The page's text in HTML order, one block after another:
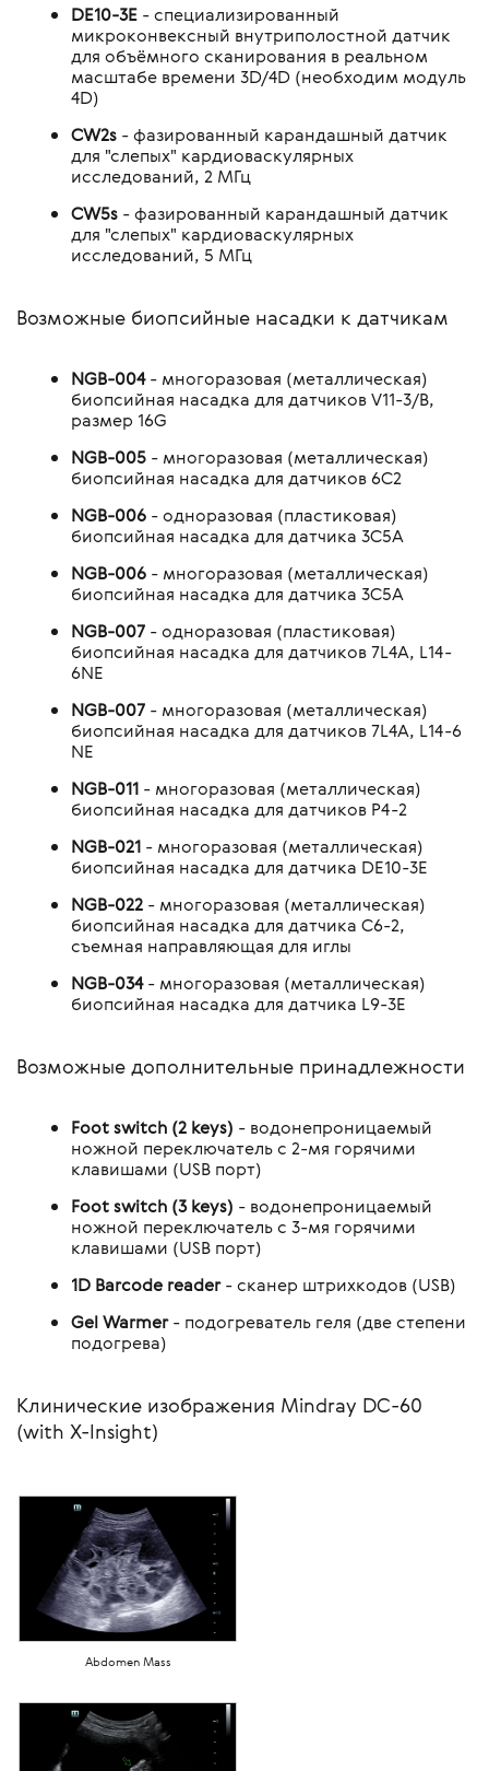
DE10-3E - специализированный
микроконвексный внутриполостной датчик
для объёмного сканирования в реальном
масштабе времени 3D/4D (необходим модуль
4D)
CW2s - фазированный карандашный датчик
для "слепых" кардиоваскулярных
исследований, 2 МГц
CW5s - фазированный карандашный датчик
для "слепых" кардиоваскулярных
исследований, 5 МГц
Возможные биопсийные насадки к датчикам
NGB-004- многоразовая (металлическая)
биопсийная насадка для датчиков V11-3/B,
размер 16G
NGB-005 - многоразовая (металлическая)
биопсийная насадка для датчиков 6C2
NGB-006 - одноразовая (пластиковая)
биопсийная насадка для датчика 3C5A
NGB-006 - многоразовая (металлическая)
биопсийная насадка для датчика 3C5A
NGB-007 - одноразовая (пластиковая)
биопсийная насадка для датчиков 7L4A, L14-
6NE
NGB-007 - многоразовая (металлическая)
биопсийная насадка для датчиков 7L4A, L14-6
NE
NGB-011 - многоразовая (металлическая)
биопсийная насадка для датчиков P4-2
NGB-021 - многоразовая (металлическая)
биопсийная насадка для датчика DE10-3E
NGB-022 - многоразовая (металлическая)
биопсийная насадка для датчика C6-2,
съемная направляющая для иглы
NGB-034- многоразовая (металлическая)
биопсийная насадка для датчика L9-3E
Возможные дополнительные принадлежности
Foot switch (2 keys) - водонепроницаемый
ножной переключатель с 2-мя горячими
клавишами (USB порт)
Foot switch (3 keys) - водонепроницаемый
ножной переключатель с 3-мя горячими
клавишами (USB порт)
1D Barcode reader- сканер штрихкодов (USB)
Gel Warmer- подогреватель геля (две степени
подогрева)
Клинические изображения Mindray DC-60
(with X-Insight)
Abdomen Mass